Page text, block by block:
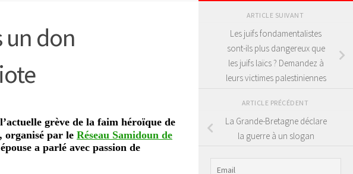
un don
grève de la faim héroïque de
organisé par le Réseau Samidoun de
a parlé avec passion de
ARTICLE SUIVANT
Les juifs fondamentalistes
sont-ils plus dangereux que
les juifs laïcs ? Demandez à
leurs victimes palestiniennes
ARTICLE PRÉCÉDENT
La Grande-Bretagne déclare
la guerre à un slogan